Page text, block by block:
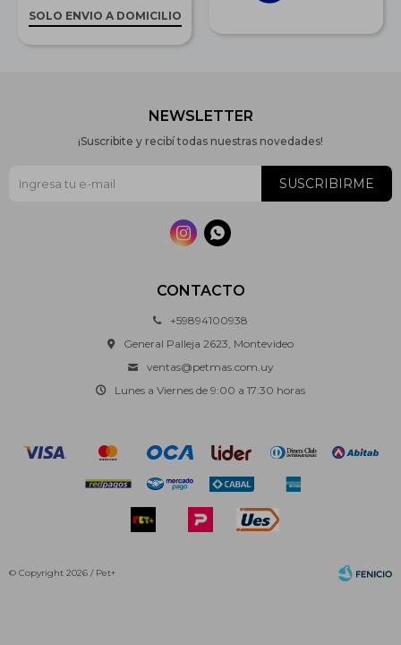
SOLO ENVIO A DOMICILIO
CONTACTO
+59894100938
General Palleja 2623, Montevideo
ventas@petmas.com.uy
Lunes a Viernes de 9:00 a 17:30 horas
NEWSLETTER
¡Suscribite y recibí todas nuestras novedades!
SUSCRIBIRME
 
© Copyright 2026 / Pet+